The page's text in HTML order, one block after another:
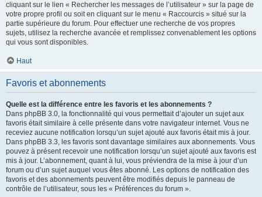
cliquant sur le lien « Rechercher les messages de l’utilisateur » sur la page de
votre propre profil ou soit en cliquant sur le menu « Raccourcis » situé sur la
partie supérieure du forum. Pour effectuer une recherche de vos propres
sujets, utilisez la recherche avancée et remplissez convenablement les options
qui vous sont disponibles.
Haut
Favoris et abonnements
Quelle est la différence entre les favoris et les abonnements ?
Dans phpBB 3.0, la fonctionnalité qui vous permettait d’ajouter un sujet aux
favoris était similaire à celle présente dans votre navigateur internet. Vous ne
receviez aucune notification lorsqu’un sujet ajouté aux favoris était mis à jour.
Dans phpBB 3.3, les favoris sont davantage similaires aux abonnements. Vous
pouvez à présent recevoir une notification lorsqu’un sujet ajouté aux favoris est
mis à jour. L’abonnement, quant à lui, vous préviendra de la mise à jour d’un
forum ou d’un sujet auquel vous êtes abonné. Les options de notification des
favoris et des abonnements peuvent être modifiés depuis le panneau de
contrôle de l’utilisateur, sous les « Préférences du forum ».